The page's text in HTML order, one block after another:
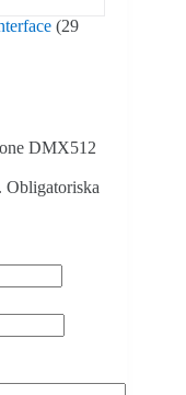
(29
DMX512
Obligatoriska